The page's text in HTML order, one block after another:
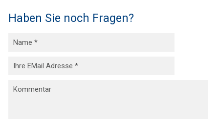
Haben Sie noch Fragen?